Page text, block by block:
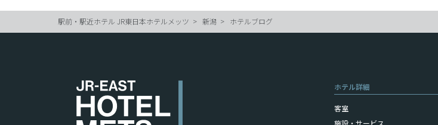
駅前・駅近ホテル JR東日本ホテルメッツ 新潟 ホテルブログ
ホテル詳細
客室
施設・サービス